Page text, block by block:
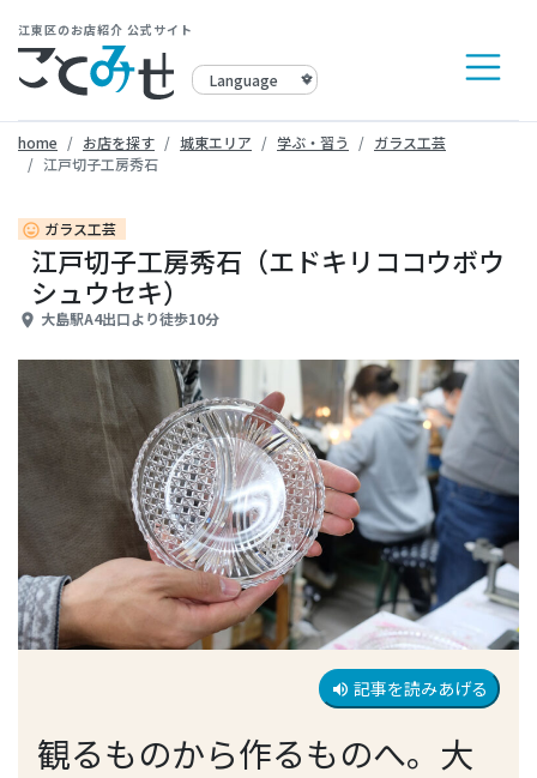
江東区のお店紹介 公式サイト
home お店を探す 城東エリア 学ぶ・習う
ガラス工芸
江戸切子工房秀石
insert_emoticon ガラス工芸
江戸切子工房秀石（エドキリココウボウ
シュウセキ）
place 大島駅A4出口より徒歩10分
volume_up 記事を読みあげる
観るものから作るものへ。大